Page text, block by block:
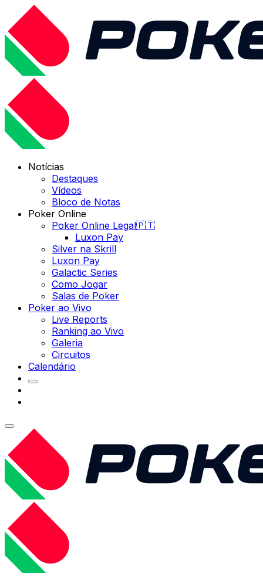
Notícias
Destaques
Vídeos
Bloco de Notas
Poker Online
Poker Online Legal🇵🇹
Luxon Pay
Silver na Skrill
Luxon Pay
Galactic Series
Como Jogar
Salas de Poker
Poker ao Vivo
Live Reports
Ranking ao Vivo
Galeria
Circuitos
Calendário